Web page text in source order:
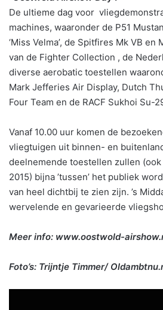
De ultieme dag voor
machines, waaronder de P51
‘Miss Velma’, de Spitfires Mk VB en
van de Fighter Collection , de
diverse aerobatic toestellen
Mark Jefferies Air Display, Dutch
Four Team en de RACF Sukhoi Su-
Vanaf 10.00 uur komen de
vliegtuigen uit binnen- en
deelnemende toestellen zullen
2015) bijna ’tussen’ het publiek
van heel dichtbij te zien zijn. ’s
wervelende en gevarieerde
Meer info: www.oostwold-
Foto’s: Trijntje Timmer/